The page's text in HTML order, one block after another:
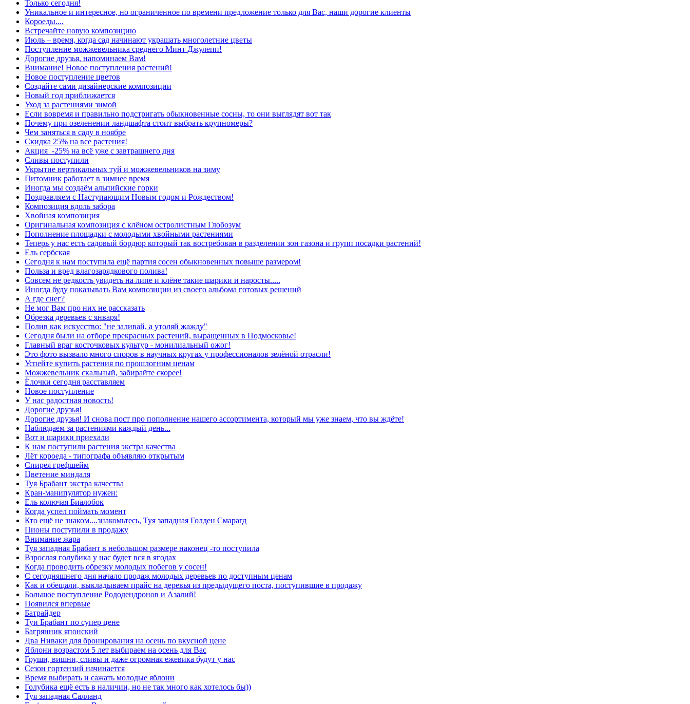
Только сегодня!
Уникальное и интересное, но ограниченное по времени предложение только для Вас, наши дорогие клиенты
Короеды....
Встречайте новую композицию
Июль – время, когда сад начинают украшать многолетние цветы
Поступление можжевельника среднего Минт Джулепп!
Дорогие друзья, напоминаем Вам!
Внимание! Новое поступления растений!
Новое поступление цветов
Создайте сами дизайнерские композиции
Новый год приближается
Уход за растениями зимой
Если вовремя и правильно подстригать обыкновенные сосны, то они выглядят вот так
Почему при озеленении ландшафта стоит выбрать крупномеры?
Чем заняться в саду в ноябре
Скидка 25% на все растения!
Акция -25% на всё уже с завтрашнего дня
Сливы поступили
Укрытие вертикальных туй и можжевельников на зиму
Питомник работает в зимнее время
Иногда мы создаём альпийские горки
Поздравляем с Наступающим Новым годом и Рождеством!
Композиция вдоль забора
Хвойная композиция
Оригинальная композиция с клёном остролистным Глобозум
Пополнение площадки с молодыми хвойными растениями
Теперь у нас есть садовый бордюр который так востребован в разделении зон газона и групп посадки растений!
Ель сербская
Сегодня к нам поступила ещё партия сосен обыкновенных повыше размером!
Польза и вред влагозарядкового полива!
Совсем не редкость увидеть на липе и клёне такие шарики и наросты.....
Иногда буду показывать Вам композиции из своего альбома готовых решений
А где снег?
Не мог Вам про них не рассказать
Обрезка деревьев с января!
Полив как искусство: "не заливай, а утоляй жажду"
Сегодня были на отборе прекрасных растений, выращенных в Подмосковье!
Главный враг косточковых культур - монилиальный ожог!
Это фото вызвало много споров в научных кругах у профессионалов зелёной отрасли!
Успейте купить растения по прошлогним ценам
Можжевельник скальный, забирайте скорее!
Ёлочки сегодня расставляем
Новое поступление
У нас радостная новость!
Дорогие друзья!
Дорогие друзья! И снова пост про пополнение нашего ассортимента, который мы уже знаем, что вы ждёте!
Наблюдаем за растениями каждый день...
Вот и шарики приехали
К нам поступили растения экстра качества
Лёт короеда - типографа объявляю открытым
Спирея грефшейм
Цветение миндаля
Туя Брабант экстра качества
Кран-манипулятор нужен:
Ель колючая Биалобок
Когда успел поймать момент
Кто ещё не знаком....знакомьтесь, Туя западная Голден Смарагд
Пионы поступили в продажу
Внимание жара
Туя западная Брабант в небольшом размере наконец -то поступила
Взрослая голубика у нас будет вся в ягодах
Когда проводить обрезку молодых побегов у сосен!
С сегодняшнего дня начало продаж молодых деревьев по доступным ценам
Как и обещали, выкладываем прайс на деревья из предыдущего поста, поступившие в продажу
Большое поступление Рододендронов и Азалий!
Появился впервые
Батрайдер
Туи Брабант по супер цене
Багрянник японский
Два Ниваки для бронирования на осень по вкусной цене
Яблони возрастом 5 лет выбираем на осень для Вас
Груши, вишни, сливы и даже огромная ежевика будут у нас
Сезон гортензий начинается
Время выбирать и сажать молодые яблони
Голубика ещё есть в наличии, но не так много как хотелось бы))
Туя западная Салланд